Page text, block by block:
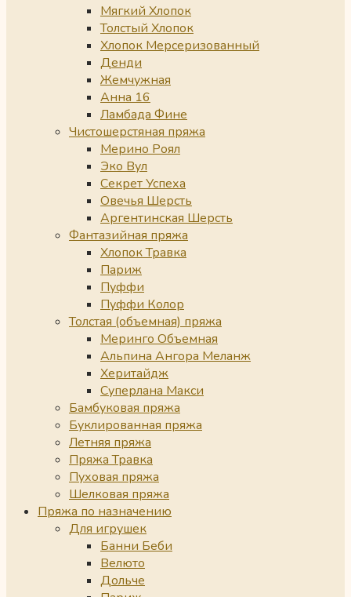
Мягкий Хлопок
Толстый Хлопок
Хлопок Мерсеризованный
Денди
Жемчужная
Анна 16
Ламбада Фине
Чистошерстяная пряжа
Мерино Роял
Эко Вул
Секрет Успеха
Овечья Шерсть
Аргентинская Шерсть
Фантазийная пряжа
Хлопок Травка
Париж
Пуффи
Пуффи Колор
Толстая (объемная) пряжа
Меринго Объемная
Альпина Ангора Меланж
Херитайдж
Суперлана Макси
Бамбуковая пряжа
Буклированная пряжа
Летняя пряжа
Пряжа Травка
Пуховая пряжа
Шелковая пряжа
Пряжа по назначению
Для игрушек
Банни Беби
Велюто
Дольче